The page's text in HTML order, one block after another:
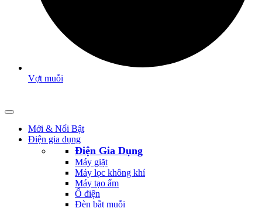
Vợt muỗi
Mới & Nổi Bật
Điện gia dụng
Điện Gia Dụng
Máy giặt
Máy lọc không khí
Máy tạo ẩm
Ổ điện
Đèn bắt muỗi